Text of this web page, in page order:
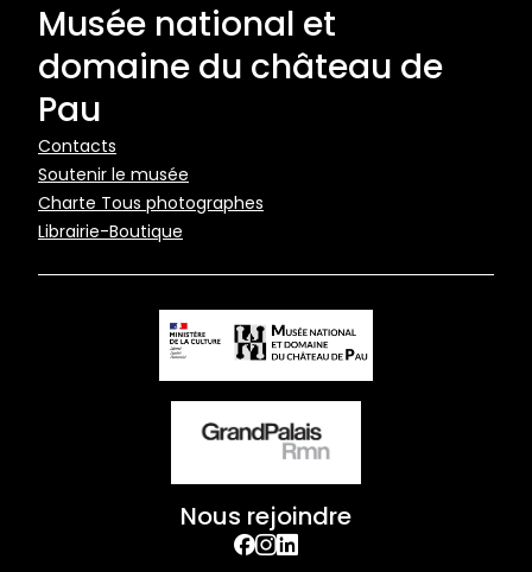
Musée national et
domaine du château de
Pau
Pied
de
page
Contacts
Soutenir le musée
Charte Tous photographes
Librairie-Boutique
Nous rejoindre
facebook
Instagram